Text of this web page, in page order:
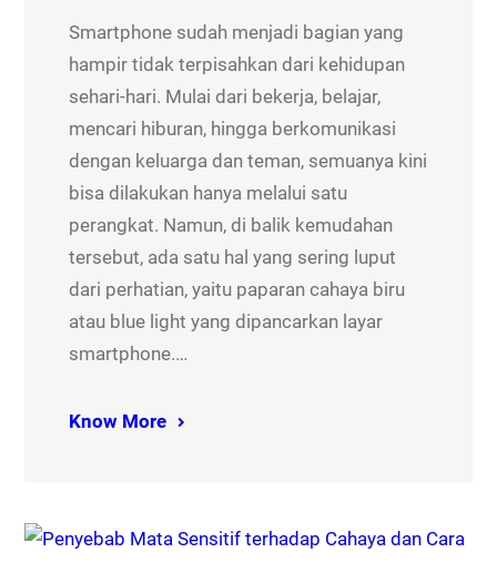
Smartphone sudah menjadi bagian yang
hampir tidak terpisahkan dari kehidupan
sehari-hari. Mulai dari bekerja, belajar,
mencari hiburan, hingga berkomunikasi
dengan keluarga dan teman, semuanya kini
bisa dilakukan hanya melalui satu
perangkat. Namun, di balik kemudahan
tersebut, ada satu hal yang sering luput
dari perhatian, yaitu paparan cahaya biru
atau blue light yang dipancarkan layar
smartphone.…
Know More